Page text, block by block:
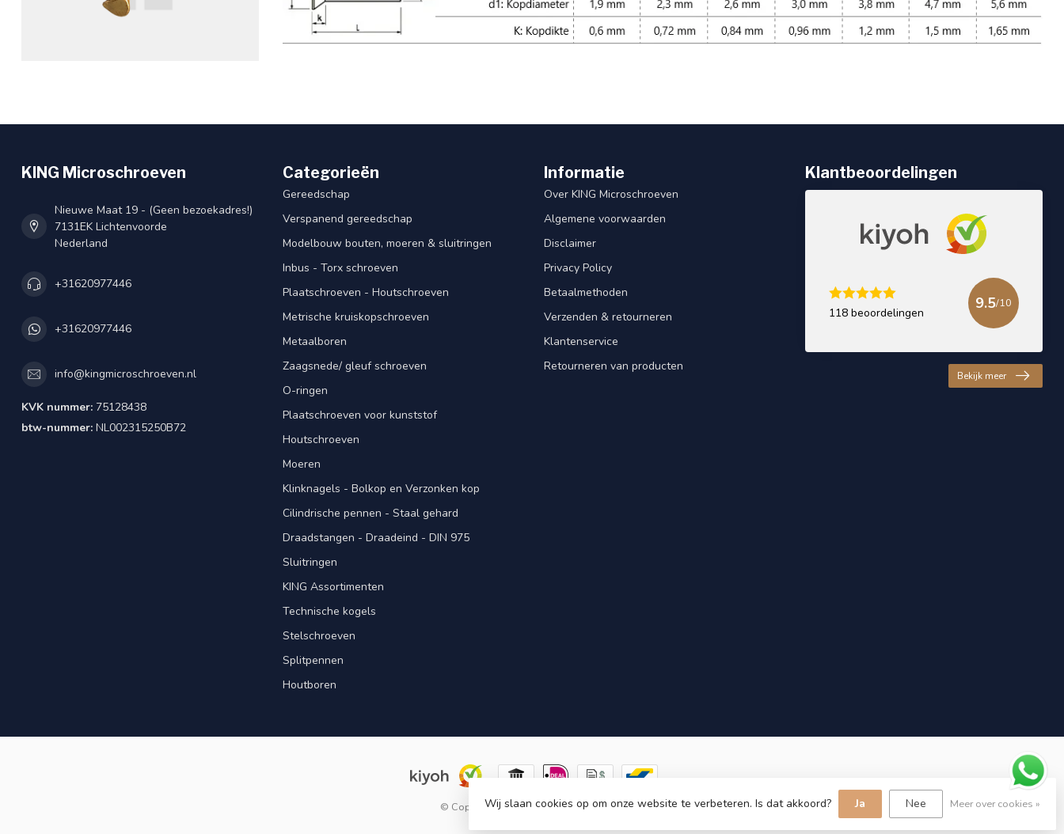
KING Microschroeven
Nieuwe Maat 19 - (Geen bezoekadres!)
7131EK Lichtenvoorde
Nederland
+31620977446
+31620977446
info@kingmicroschroeven.nl
KVK nummer: 75128438
btw-nummer: NL002315250B72
Categorieën
Gereedschap
Verspanend gereedschap
Modelbouw bouten, moeren & sluitringen
Inbus - Torx schroeven
Plaatschroeven - Houtschroeven
Metrische kruiskopschroeven
Metaalboren
Zaagsnede/ gleuf schroeven
O-ringen
Plaatschroeven voor kunststof
Houtschroeven
Moeren
Klinknagels - Bolkop en Verzonken kop
Cilindrische pennen - Staal gehard
Draadstangen - Draadeind - DIN 975
Sluitringen
KING Assortimenten
Technische kogels
Stelschroeven
Splitpennen
Houtboren
Informatie
Over KING Microschroeven
Algemene voorwaarden
Disclaimer
Privacy Policy
Betaalmethoden
Verzenden & retourneren
Klantenservice
Retourneren van producten
Klantbeoordelingen
118 beoordelingen
9.5/10
Bekijk meer
© Copyright 2026 KING Microschroeven
Wij slaan cookies op om onze website te verbeteren. Is dat akkoord? Ja Nee Meer over cookies »